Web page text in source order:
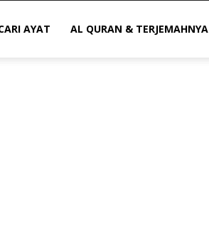
AYAT AL QURAN & TERJEMAHNYA